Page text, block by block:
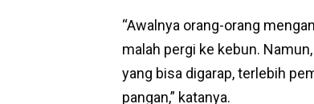
“Awalnya orang-orang
malah pergi ke kebun.
yang bisa digarap, terlebih
pangan,” katanya.